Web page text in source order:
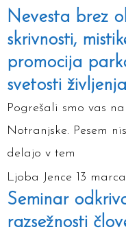
Nevesta brez
skrivnosti,
promocija
svetosti življenja
Pogrešali smo vas
Notranjske. Pesem
delajo v tem
Ljoba Jence 13
Seminar
razsežnosti